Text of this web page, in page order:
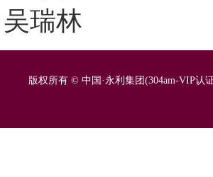
瑞林
版权所有 © 中国·永利集团(304am-VIP认